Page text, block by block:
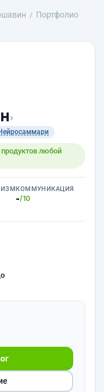
Портфолио
›
любой
КОММУНИКАЦИЯ
-/10